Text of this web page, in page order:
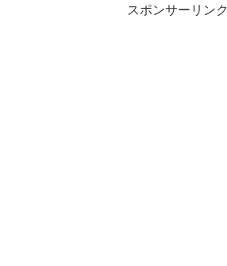
スポンサーリンク